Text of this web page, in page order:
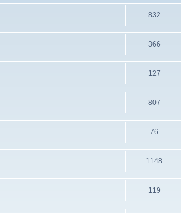
832
366
127
807
76
1148
119